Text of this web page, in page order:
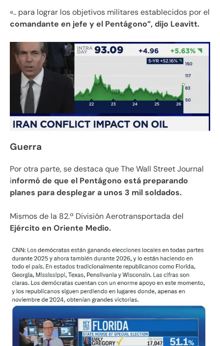
«.. para lograr los objetivos militares establecidos por el
comandante en jefe y el Pentágono”, dijo Leavitt.
Guerra
Por otra parte, se destaca que The Wall Street Journal
informó de que el Pentágono está preparando
planes para desplegar a unos 3 mil soldados.
Mismos de la 82.ª División Aerotransportada del
Ejército en Oriente Medio.